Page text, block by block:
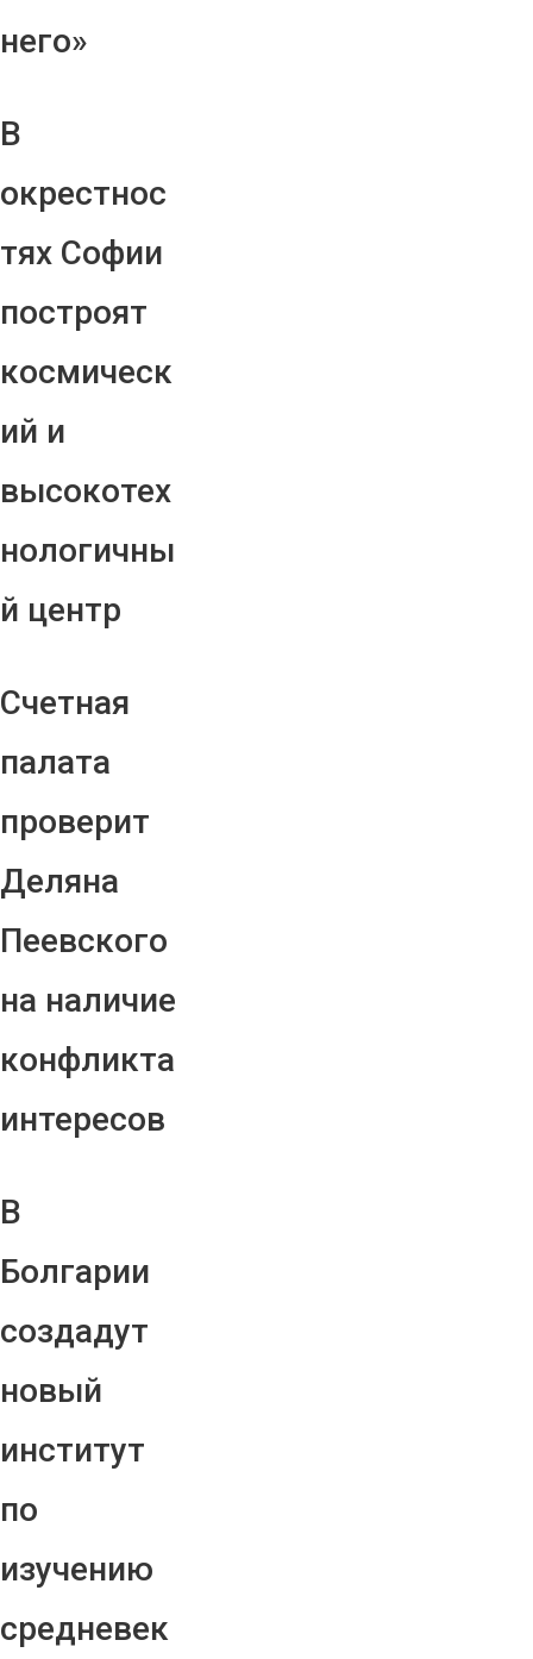
него»
В
окрестнос
тях Софии
построят
космическ
ий и
высокотех
нологичны
й центр
Счетная
палата
проверит
Деляна
Пеевского
на наличие
конфликта
интересов
В
Болгарии
создадут
новый
институт
по
изучению
средневек